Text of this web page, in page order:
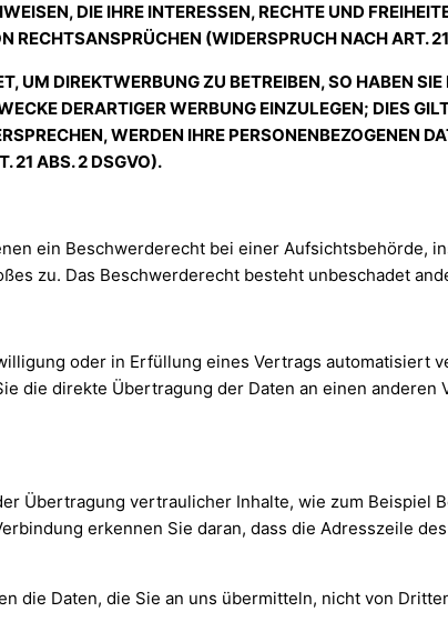
DIE IHRE INTERESSEN, RECHTE UND
RECHTSANSPRÜCHEN (WIDERSPRUCH NACH ART.
UM DIREKTWERBUNG ZU BETREIBEN, SO HABEN
DERARTIGER WERBUNG EINZULEGEN; DIES
WERDEN IHRE PERSONENBEZOGENEN
21 ABS. 2 DSGVO).
ein Beschwerderecht bei einer Aufsichtsbehörde,
zu. Das Beschwerderecht besteht unbeschadet
oder in Erfüllung eines Vertrags automatisiert
die direkte Übertragung der Daten an einen
Übertragung vertraulicher Inhalte, wie zum Beispiel
erkennen Sie daran, dass die Adresszeile
die Daten, die Sie an uns übermitteln, nicht von